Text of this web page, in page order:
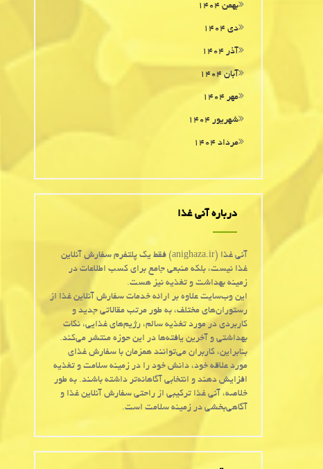
بهمن ۱۴۰۴
دی ۱۴۰۴
آذر ۱۴۰۴
آبان ۱۴۰۴
مهر ۱۴۰۴
شهریور ۱۴۰۴
مرداد ۱۴۰۴
درباره آنی غذا
آنی غذا (anighaza.ir) فقط یک پلتفرم سفارش آنلاین
غذا نیست، بلکه منبعی جامع برای کسب اطلاعات در
زمینه بهداشت و تغذیه نیز هست.
این وب‌سایت علاوه بر ارائه خدمات سفارش آنلاین غذا از
رستوران‌های مختلف، به طور مرتب مقالاتی جدید و
کاربردی در مورد تغذیه سالم، رژیم‌های غذایی، نکات
بهداشتی و آخرین یافته‌ها در این حوزه منتشر می‌کند.
بنابراین، کاربران می‌توانند همزمان با سفارش غذای
مورد علاقه خود، دانش خود را در زمینه سلامت و تغذیه
افزایش دهند و انتخابی آگاهانه‌تر داشته باشند. به طور
خلاصه، آنی غذا ترکیبی از راحتی سفارش آنلاین غذا و
آگاهی‌بخشی در زمینه سلامت است.